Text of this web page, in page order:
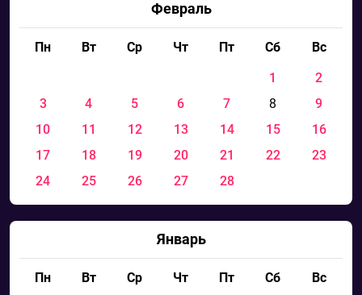
Февраль
Пн Вт Ср Чт Пт Сб
Вс
1
2
3
4 5 6 7 8
9
10
11 12 13 14 15
16
17
18 19 20 21 22
23
24
25 26 27 28
Январь
Пн Вт Ср Чт Пт Сб Вс